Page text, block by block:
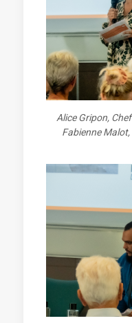
Alice Gripon,
Fabienne